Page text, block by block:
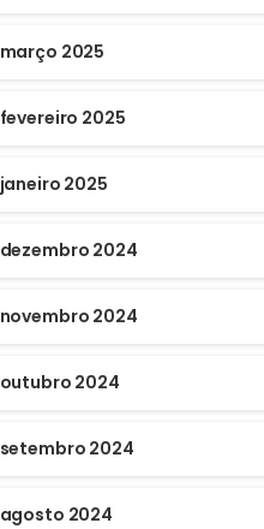
março 2025
fevereiro 2025
janeiro 2025
dezembro 2024
novembro 2024
outubro 2024
setembro 2024
agosto 2024